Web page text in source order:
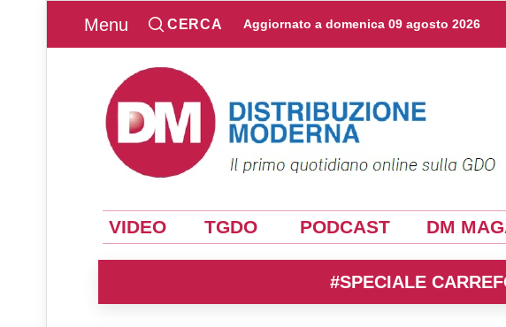
Menu CERCA Aggiornato a domenica 09 agosto 2026
VIDEO TGDO PODCAST DM
#SPECIALE